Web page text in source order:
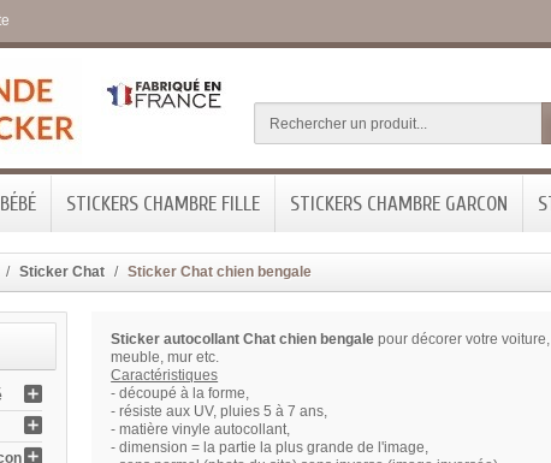
STICKERS CHAMBRE FILLE STICKERS CHAMBRE GARCON
Sticker Chat Sticker Chat chien bengale
Sticker autocollant Chat chien bengalepour décorer votre voiture,
meuble, mur etc.
Caractéristiques
- découpé à la forme,
- résiste aux UV, pluies 5 à 7 ans,
- matière vinyle autocollant,
- dimension = la partie la plus grande de l'image,